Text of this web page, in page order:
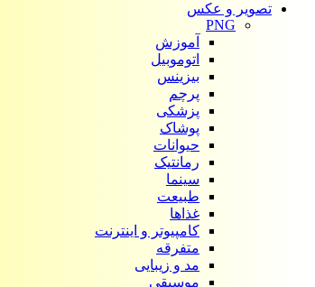
تصویر و عکس
PNG
آموزش
اتوموبیل
بیزینس
پرچم
پزشکی
پوشاک
حیوانات
رمانتیک
سینما
طبیعت
غذاها
کامپیوتر و اینترنت
متفرقه
مد و زیبایی
موسیقی